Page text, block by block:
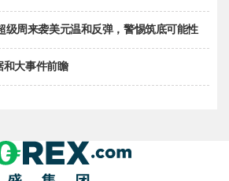
级周来袭美元温和反弹，警惕筑底可能性
和大事件前瞻